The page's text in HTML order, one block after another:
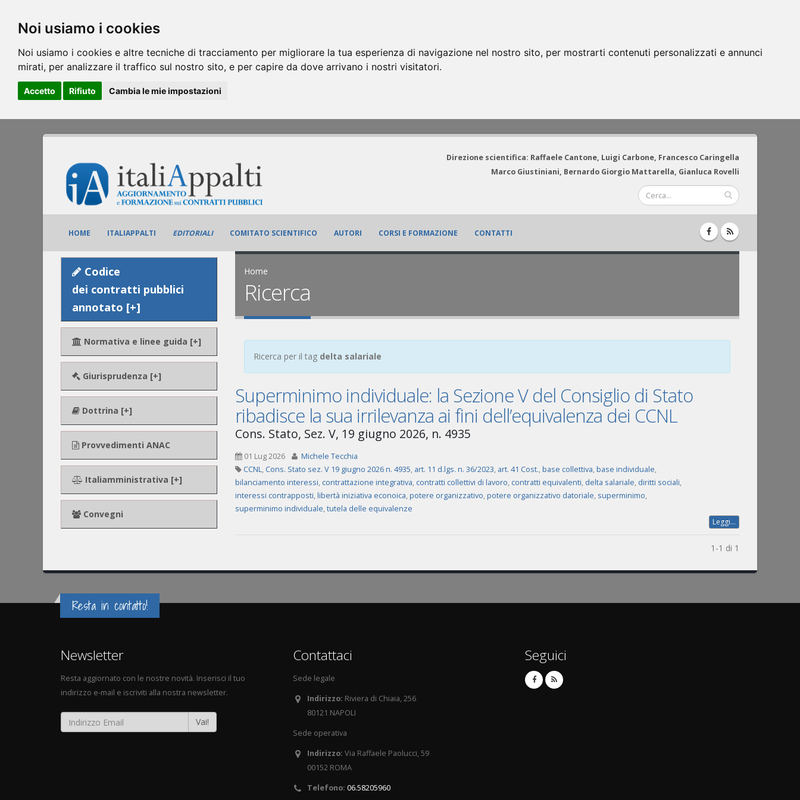
Noi usiamo i cookies
Noi usiamo i cookies e altre tecniche di tracciamento per migliorare la tua esperienza di navigazione nel nostro sito, per mostrarti contenuti personalizzati e annunci
mirati, per analizzare il traffico sul nostro sito, e per capire da dove arrivano i nostri visitatori.
Accetto Rifiuto Cambia le mie impostazioni
Direzione scientifica: Raffaele Cantone, Luigi Carbone, Francesco Caringella
Marco Giustiniani, Bernardo Giorgio Mattarella, Gianluca Rovelli
HOME ITALIAPPALTI EDITORIALI COMITATO SCIENTIFICO AUTORI CORSI E FORMAZIONE CONTATTI
Codice
dei contratti pubblici
annotato [+]
Normativa e linee guida [+]
Giurisprudenza [+]
Dottrina [+]
Provvedimenti ANAC
Italiamministrativa [+]
Convegni
Home
Ricerca
Ricerca per il tag delta salariale
Superminimo individuale: la Sezione V del Consiglio di Stato
ribadisce la sua irrilevanza ai fini dell’equivalenza dei CCNL
Cons. Stato, Sez. V, 19 giugno 2026, n. 4935
01 Lug 2026
Michele Tecchia
CCNL, Cons. Stato sez. V 19 giugno 2026 n. 4935, art. 11 d.lgs. n. 36/2023, art. 41 Cost.,base collettiva,base individuale,
bilanciamento interessi, contrattazione integrativa, contratti collettivi di lavoro, contratti equivalenti, delta salariale, diritti sociali,
interessi contrapposti,libertà iniziativa econoica,potere organizzativo,potere organizzativo datoriale, superminimo,
superminimo individuale,tutela delle equivalenze
Leggi...
1-1 di 1
Resta in contatto!
Newsletter
Resta aggiornato con le nostre novità. Inserisci il tuo
indirizzo e-mail e iscriviti alla nostra newsletter.
Vai!
Contattaci
Sede legale
Indirizzo: Riviera di Chiaia, 256
80121 NAPOLI
Sede operativa
Indirizzo: Via Raffaele Paolucci, 59
00152 ROMA
Telefono: 06.58205960
Seguici